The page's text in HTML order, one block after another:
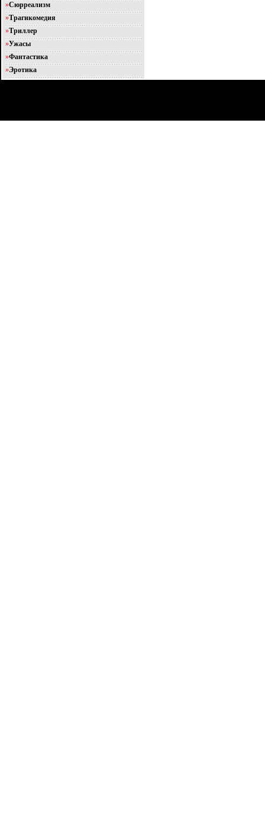
»Сюрреализм
»Трагикомедия
»Триллер
»Ужасы
»Фантастика
»Эротика